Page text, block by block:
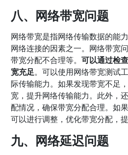
八、网络带宽问题
网络带宽是指网络传输数据的能
网络连接的因素之一。网络带宽
带宽分配不合理等。可以通过检
宽充足。可以使用网络带宽测试
际传输能力。如果发现带宽不足
宽，提升网络传输能力。此外，
配情况，确保带宽分配合理。如
可以进行调整，优化带宽分配，
九、网络延迟问题